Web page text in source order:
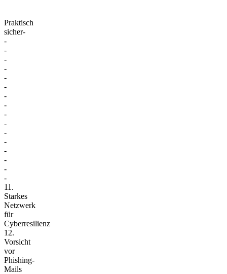
Praktisch
sicher-
-
-
-
-
-
-
-
-
-
-
-
-
-
-
-
-
11.
Starkes
Netzwerk
für
Cyberresilienz
12.
Vorsicht
vor
Phishing-
Mails